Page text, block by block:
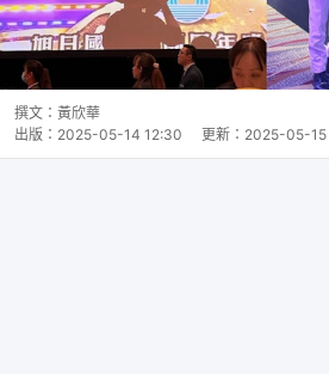
撰文： 黃欣華
出版： 2025-05-14 12:30 更新： 2025-05-15